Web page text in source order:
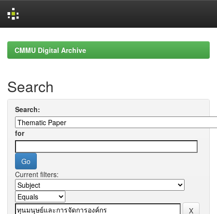
navigationCMMU Digital Archive
Search
Search:
for
Current filters: